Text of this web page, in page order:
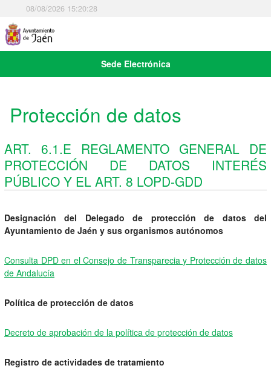
08/08/2026 15:20:29
Sede Electrónica
Protección de datos
ART. 6.1.E REGLAMENTO GENERAL DE
PROTECCIÓN DE DATOS INTERÉS
PÚBLICO Y EL ART. 8 LOPD-GDD
Designación del Delegado de protección de datos del
Ayuntamiento de Jaén y sus organismos autónomos
Consulta DPD en el Consejo de Transparecia y Protección de datos
de Andalucía
Política de protección de datos
Decreto de aprobación de la política de protección de datos
Registro de actividades de tratamiento